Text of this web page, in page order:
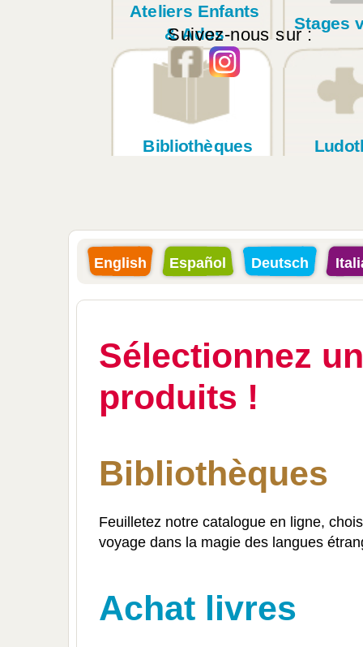
Suivez-nous sur :
Ateliers Enfants
& Ados
Stages
Bibliothèques
English Español Deutsch
Sélectionnez
produits !
Bibliothèques
Feuilletez notre catalogue en ligne,
voyage dans la magie des langues
Achat livres